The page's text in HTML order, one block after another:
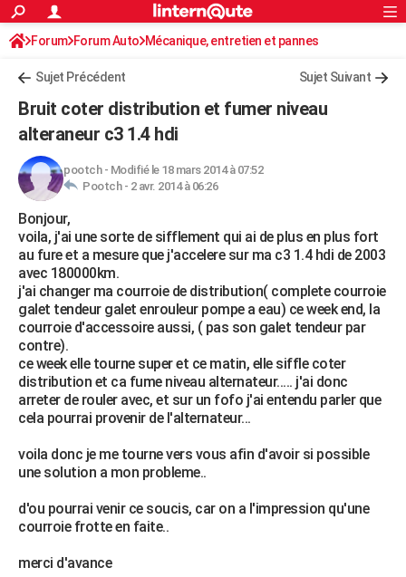
ACTUALITÉS
Politique
Société
Faits Divers
Education
Monde
Villes
+
Programme TV
Streaming
Cinéma
Sorties cinéma
Musique
FINANCE
Retraite
Impôts
Epargne
Immobilier
Risques naturels par ville
Banque
Assurance
Crédit
AUTO
Essais
Réserver un essai
Citadines
Berlines
SUV
Forum auto
HIGH-TECH
Mobiles
Meilleur smartphone
Internet
Ordinateurs
Jeux vidéo
Guide high-tech
+BRICOLAGE
Forum
Aménagement intérieur
Extérieur
Cuisine
Salle de bains
Jardinage
Rangement
WEEK-END
Guides de France
Escapades
Patrimoine
Expositions
Musées
Week-end nature
+LIFESTYLE
Art de vivre
Bien-être
Loisirs
Mode
Modes de vie
SANTE
Alimentation
Guide de la santé
Maladies
Médicaments
Sommeil
VOYAGE
Destinations
City break
Voyage nature
Voyage de noces
Forum
Climat
+PHOTO
GUIDES D'ACHAT
BONS PLANS
Carte de Noël
Carte Bonne année
Carte Saint-Valentin
Carte Pâques
Carte d'anniversaire
Rechercher
S'inscrire
Connexion
Forum Forum Auto Mécanique, entretien et pannes
Sujet Précédent Sujet Suivant
Bruit coter distribution et fumer niveau
alteraneur c3 1.4 hdi
pootch- Modifié le 18 mars 2014 à 07:52
Pootch - 2 avr. 2014 à 06:26
Bonjour,
voila, j'ai une sorte de sifflement qui ai de plus en plus fort
au fure et a mesure que j'accelere sur ma c3 1.4 hdi de 2003
avec 180000km.
j'ai changer ma courroie de distribution( complete courroie
galet tendeur galet enrouleur pompe a eau) ce week end, la
courroie d'accessoire aussi, ( pas son galet tendeur par
contre).
ce week elle tourne super et ce matin, elle siffle coter
distribution et ca fume niveau alternateur..... j'ai donc
arreter de rouler avec, et sur un fofo j'ai entendu parler que
cela pourrai provenir de l'alternateur...
voila donc je me tourne vers vous afin d'avoir si possible
une solution a mon probleme..
d'ou pourrai venir ce soucis, car on a l'impression qu'une
courroie frotte en faite..
merci d'avance